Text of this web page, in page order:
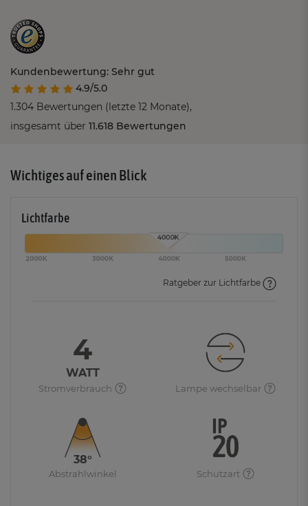
Kundenbewertung: Sehr gut
4.9/5.0
1.304 Bewertungen (letzte 12 Monate),
insgesamt über 11.618 Bewertungen
Wichtiges auf einen Blick
Lichtfarbe
Ratgeber zur Lichtfarbe
4
WATT
Stromverbrauch Lampe wechselbar
38°
Abstrahlwinkel Schutzart